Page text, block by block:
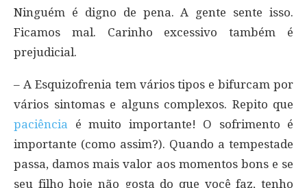
Ninguém é digno de pena. A gente sente isso.
Ficamos mal. Carinho excessivo também é
prejudicial.
– A Esquizofrenia tem vários tipos e bifurcam por
vários sintomas e alguns complexos. Repito que
paciência é muito importante! O sofrimento é
importante (como assim?). Quando a tempestade
passa, damos mais valor aos momentos bons e se
seu filho hoje não gosta do que você faz, tenho